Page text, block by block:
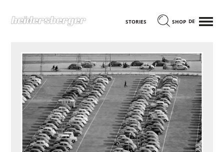
STORIES SHOP DEUTSCH
MENÜ